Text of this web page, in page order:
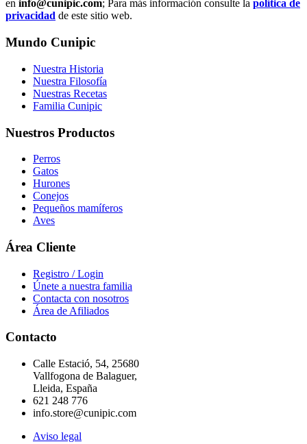
en info@cunipic.com; Para más información consulte la política de
privacidad de este sitio web.
Mundo Cunipic
Nuestra Historia
Nuestra Filosofía
Nuestras Recetas
Familia Cunipic
Nuestros Productos
Perros
Gatos
Hurones
Conejos
Pequeños mamíferos
Aves
Área Cliente
Registro / Login
Únete a nuestra familia
Contacta con nosotros
Área de Afiliados
Contacto
Calle Estació, 54, 25680
Vallfogona de Balaguer,
Lleida, España
621 248 776
info.store@cunipic.com
Aviso legal